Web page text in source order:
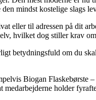
mindst kostelige slags
eller til adressen på dit
hvilket dog stiller krav
betydningsfuld om du
Biogan
medarbejderne holder